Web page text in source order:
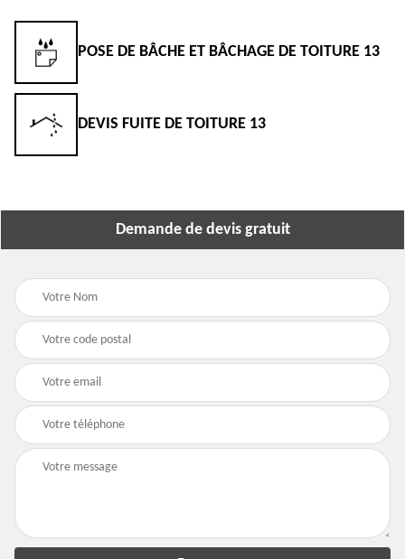
POSE DE BÂCHE ET BÂCHAGE DE TOITURE 13
DEVIS FUITE DE TOITURE 13
Demande de devis gratuit